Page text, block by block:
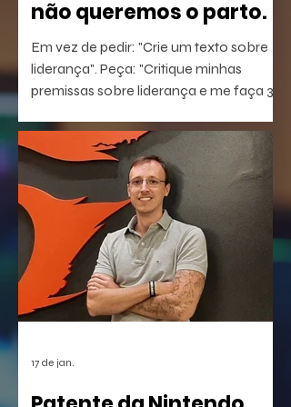
não queremos o parto.
Em vez de pedir: "Crie um texto sobre
liderança". Peça: "Critique minhas
premissas sobre liderança e me faça 3
conseguindo responder".
17 de jan.